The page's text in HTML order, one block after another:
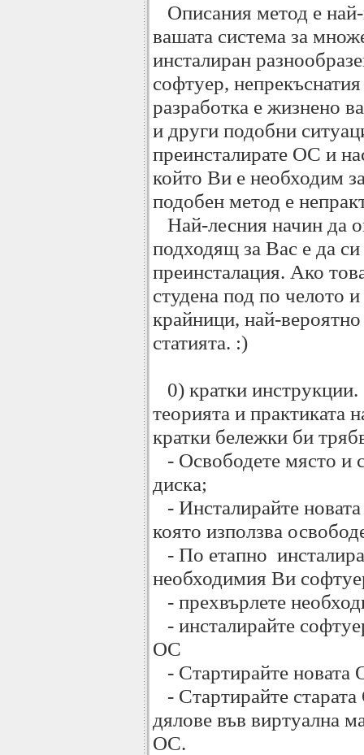
Описания метод е
вашата система за
инсталиран
софтуер,
разработка е жизнено
и други подобни
преинсталирате ОС и
който Ви е необходим
подобен метод е
Най-лесния начин да
подходящ за Вас е да
преинсталация. Ако
студена под по челото
крайници, най-
статията. :)
0) кратки инструкции.
теорията и практиката
кратки бележки би
- Освободете място и
диска;
- Инсталирайте
която използва
- По етапно
необходимия Ви
- прехвърлете
- инсталирайте
ОС
- Стартирайте новата
- Стартирайте
дялове във виртуална
ОС.